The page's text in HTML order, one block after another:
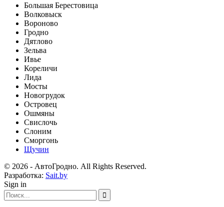
Большая Берестовица
Волковыск
Вороново
Гродно
Дятлово
Зельва
Ивье
Кореличи
Лида
Мосты
Новогрудок
Островец
Ошмяны
Свислочь
Слоним
Сморгонь
Щучин
© 2026 - АвтоГродно. All Rights Reserved.
Разработка: Sait.by
Sign in